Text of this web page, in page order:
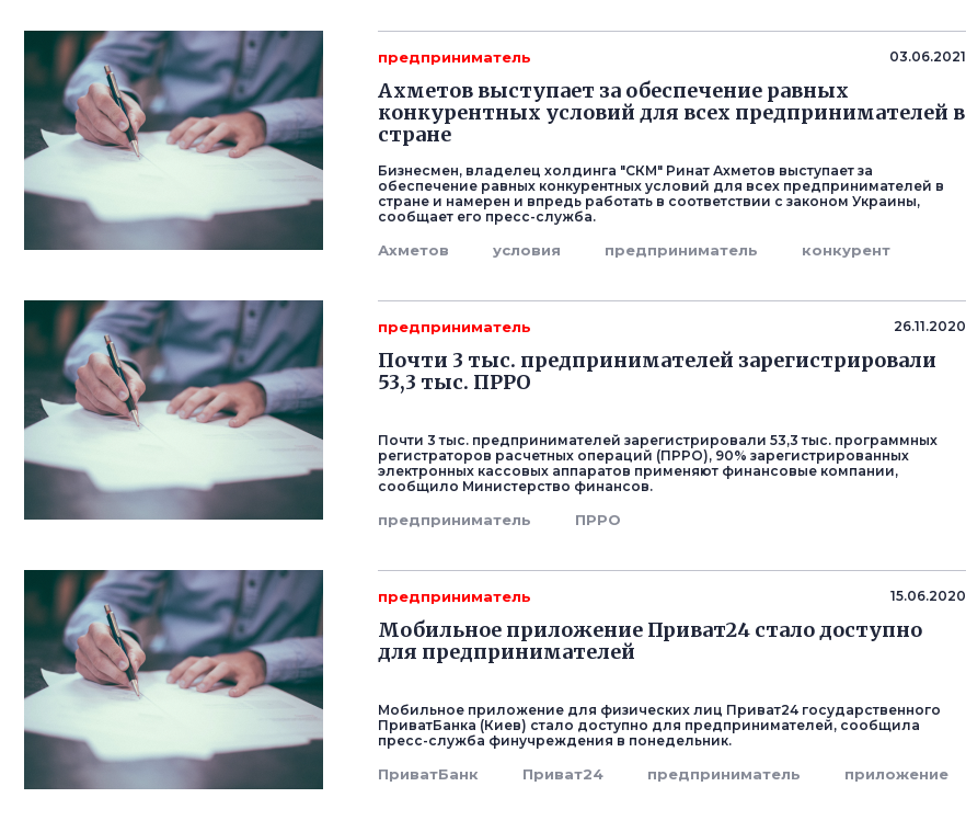
предприниматель 03.06.2021
Ахметов выступает за обеспечение равных
конкурентных условий для всех предпринимателей в
стране
Бизнесмен, владелец холдинга "СКМ" Ринат Ахметов выступает за
обеспечение равных конкурентных условий для всех предпринимателей в
стране и намерен и впредь работать в соответствии с законом Украины,
сообщает его пресс-служба.
Ахметов условия предприниматель конкурент
предприниматель 26.11.2020
Почти 3 тыс. предпринимателей зарегистрировали
53,3 тыс. ПРРО
Почти 3 тыс. предпринимателей зарегистрировали 53,3 тыс. программных
регистраторов расчетных операций (ПРРО), 90% зарегистрированных
электронных кассовых аппаратов применяют финансовые компании,
сообщило Министерство финансов.
предприниматель ПРРО
предприниматель 15.06.2020
Мобильное приложение Приват24 стало доступно
для предпринимателей
Мобильное приложение для физических лиц Приват24 государственного
ПриватБанка (Киев) стало доступно для предпринимателей, сообщила
пресс-служба финучреждения в понедельник.
ПриватБанк Приват24 предприниматель приложение